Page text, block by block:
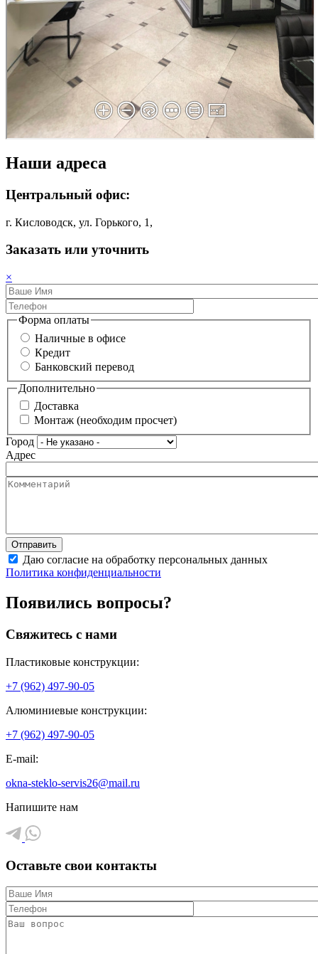
Наши адреса
Центральный офис:
г. Кисловодск, ул. Горького, 1,
Заказать или уточнить
×
Форма оплаты
Наличные в офисе
Кредит
Банковский перевод
Дополнительно
Доставка
Монтаж (необходим просчет)
Город
Адрес
Даю согласие на обработку персональных данных
Политика конфиденциальности
Появились вопросы?
Свяжитесь с нами
Пластиковые конструкции:
+7 (962) 497-90-05
Алюминиевые конструкции:
+7 (962) 497-90-05
E-mail:
okna-steklo-servis26@mail.ru
Напишите нам
Оставьте свои контакты